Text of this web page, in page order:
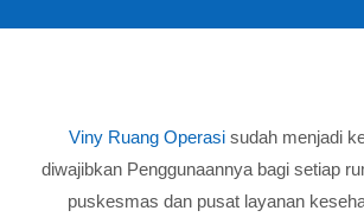
Viny Ruang Operasi sudah menjadi
diwajibkan Penggunaannya bagi setiap
puskesmas dan pusat layanan